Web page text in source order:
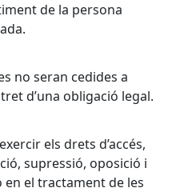
de la persona
no seran cedides a
d’una obligació legal.
els drets d’accés,
supressió, oposició i
en el tractament de les